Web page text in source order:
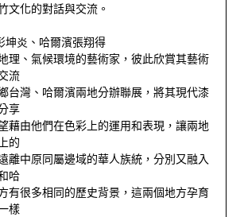
文化的對話與交流。
坤炎、哈爾濱張翔得
理、氣候環境的藝術家，彼此欣賞其藝術
流
台灣、哈爾濱兩地分辦聯展，將其現代漆
享
藉由他們在色彩上的運用和表現，讓兩地
的
離中原同屬邊域的華人族統，分別又融入
哈
有很多相同的歷史背景，這兩個地方孕育
樣